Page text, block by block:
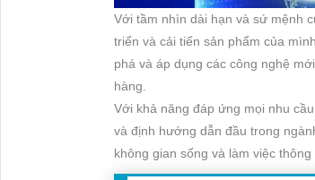
Với tầm nhìn dài hạn và sứ mệnh
triển và cải tiến sản phẩm của
phá và áp dụng các công nghệ
hàng.
Với khả năng đáp ứng mọi nhu
và định hướng dẫn đầu trong
không gian sống và làm việc